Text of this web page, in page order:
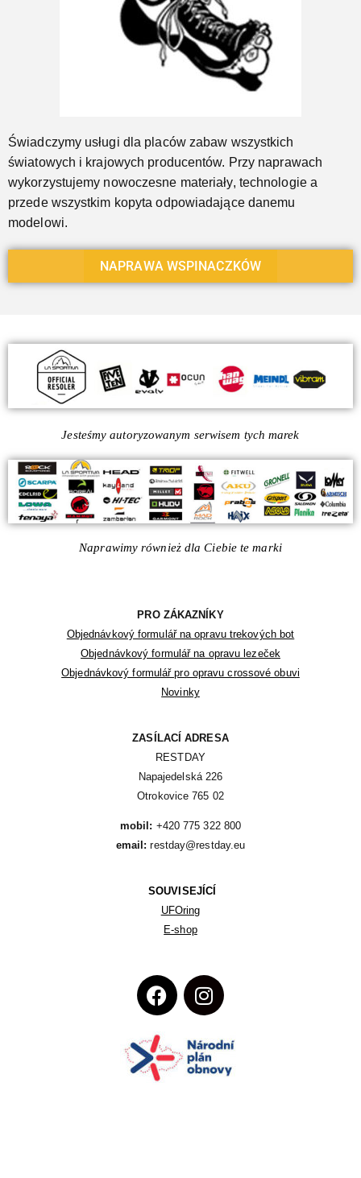
Świadczymy usługi dla placów zabaw wszystkich
światowych i krajowych producentów. Przy naprawach
wykorzystujemy nowoczesne materiały, technologie a
przede wszystkim kopyta odpowiadające danemu
modelowi.
NAPRAWA WSPINACZKÓW
Jesteśmy autoryzowanym serwisem tych marek
Naprawimy również dla Ciebie te marki
PRO ZÁKAZNÍKY
Objednávkový formulář na opravu trekových bot
Objednávkový formulář na opravu lezeček
Objednávkový formulář pro opravu crossové obuvi
Novinky
ZASÍLACÍ ADRESA
RESTDAY
Napajedelská 226
Otrokovice 765 02
mobil:
email: restday@restday.eu
SOUVISEJÍCÍ
UFOring
E-shop